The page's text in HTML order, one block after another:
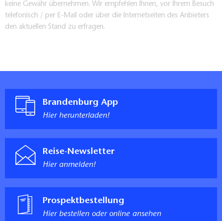
keine Gewähr übernehmen. Wir empfehlen Ihnen, vor Ihrem Besuch
telefonisch / per E-Mail oder über die Internetseiten des Anbieters
den aktuellen Stand zu erfragen.
Brandenburg App
Hier herunterladen!
Reise-Newsletter
Hier anmelden!
Prospektbestellung
Hier bestellen oder online ansehen